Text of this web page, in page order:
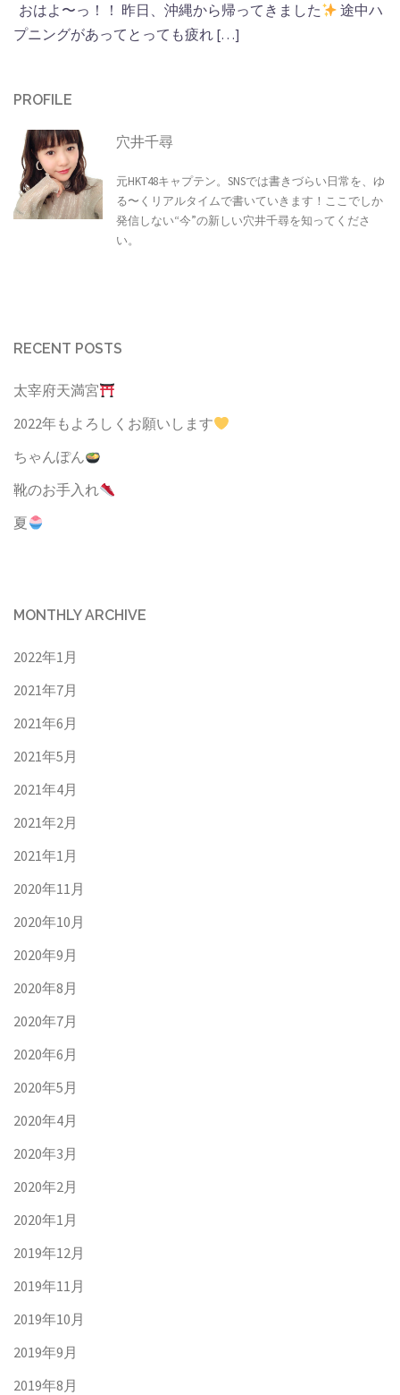
おはよ〜っ！！ 昨日、沖縄から帰ってきました
途中ハ
プニングがあってとっても疲れ […]
PROFILE
穴井千尋
元HKT48キャプテン。SNSでは書きづらい日常を、ゆ
る〜くリアルタイムで書いていきます！ここでしか
発信しない“今”の新しい穴井千尋を知ってくださ
い。
RECENT POSTS
太宰府天満宮
2022年もよろしくお願いします
ちゃんぽん
靴のお手入れ
夏
MONTHLY ARCHIVE
2022年1月
2021年7月
2021年6月
2021年5月
2021年4月
2021年2月
2021年1月
2020年11月
2020年10月
2020年9月
2020年8月
2020年7月
2020年6月
2020年5月
2020年4月
2020年3月
2020年2月
2020年1月
2019年12月
2019年11月
2019年10月
2019年9月
2019年8月